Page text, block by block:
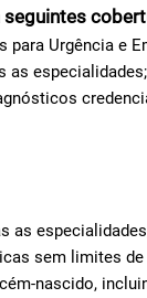
Urgência e
as especialidades;
as
sem limites de
nascido,